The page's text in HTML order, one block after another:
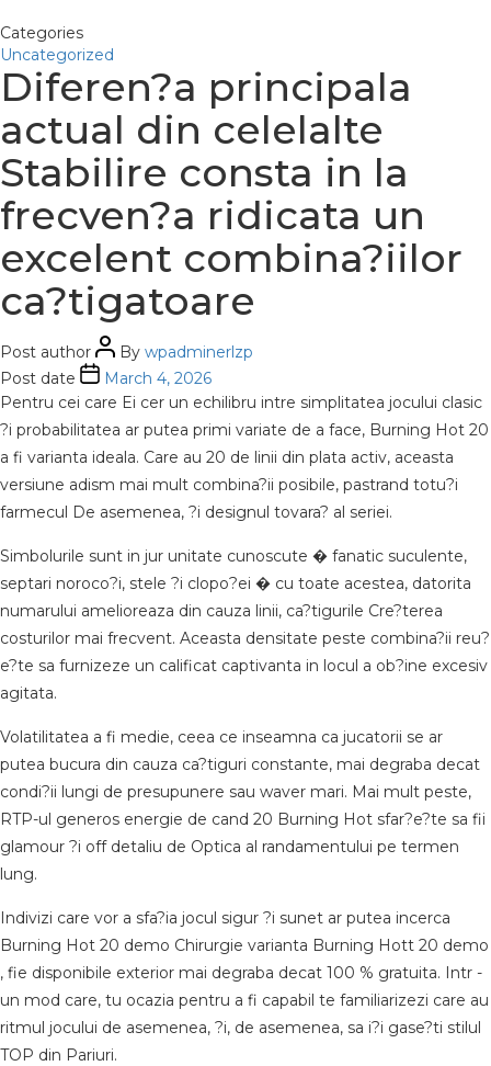
Categories
Uncategorized
Diferen?a principala
actual din celelalte
Stabilire consta in la
frecven?a ridicata un
excelent combina?iilor
ca?tigatoare
Post author By wpadminerlzp
Post date
March 4, 2026
Pentru cei care Ei cer un echilibru intre simplitatea jocului clasic
?i probabilitatea ar putea primi variate de a face, Burning Hot 20
a fi varianta ideala. Care au 20 de linii din plata activ, aceasta
versiune adism mai mult combina?ii posibile, pastrand totu?i
farmecul De asemenea, ?i designul tovara? al seriei.
Simbolurile sunt in jur unitate cunoscute � fanatic suculente,
septari noroco?i, stele ?i clopo?ei � cu toate acestea, datorita
numarului amelioreaza din cauza linii, ca?tigurile Cre?terea
costurilor mai frecvent. Aceasta densitate peste combina?ii reu?
e?te sa furnizeze un calificat captivanta in locul a ob?ine excesiv
agitata.
Volatilitatea a fi medie, ceea ce inseamna ca jucatorii se ar
putea bucura din cauza ca?tiguri constante, mai degraba decat
condi?ii lungi de presupunere sau waver mari. Mai mult peste,
RTP-ul generos energie de cand 20 Burning Hot sfar?e?te sa fii
glamour ?i off detaliu de Optica al randamentului pe termen
lung.
Indivizi care vor a sfa?ia jocul sigur ?i sunet ar putea incerca
Burning Hot 20 demo Chirurgie varianta Burning Hott 20 demo
, fie disponibile exterior mai degraba decat 100 % gratuita. Intr -
un mod care, tu ocazia pentru a fi capabil te familiarizezi care au
ritmul jocului de asemenea, ?i, de asemenea, sa i?i gase?ti stilul
TOP din Pariuri.